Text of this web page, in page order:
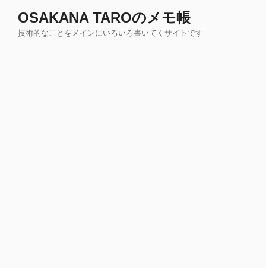
OSAKANA TAROのメモ帳
技術的なことをメインにいろいろ書いてくサイトです